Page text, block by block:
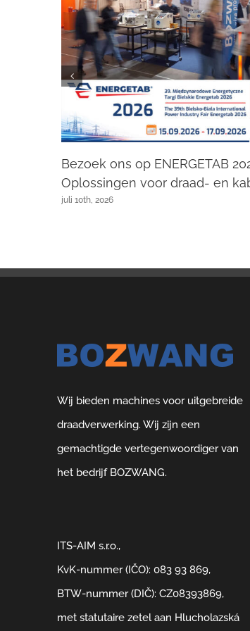
Bezoek ons op ENERGETAB
Oplossingen voor draad- en
juli 10th, 2026
Wij bieden machines voor uitgebreide
draadverwerking. Wij zijn een
gemachtigde vertegenwoordiger van
het bedrijf BOZWANG.
ITS-AIM s.r.o.,
KvK-nummer (IČO): 083 93 869,
BTW-nummer (DIČ): CZ08393869,
met statutaire zetel aan Hlucholazská